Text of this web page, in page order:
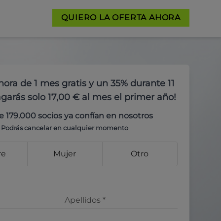
QUIERO LA OFERTA AHORA
de 1 mes gratis y un 35% durante 11
solo 17,00 € al mes el primer año!
179.000 socios ya confían en nosotros
Podrás cancelar en cualquier momento
Mujer Otro
Apellidos *